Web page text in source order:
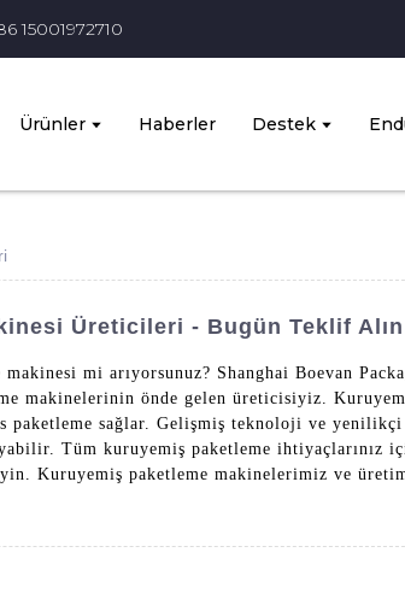
15001972710
Ürünler Haberler Destek
Üreticileri - Bugün Teklif Alın
mi arıyorsunuz? Shanghai Boevan
makinelerinin önde gelen üreticisiyiz.
paketleme sağlar. Gelişmiş teknoloji ve
Tüm kuruyemiş paketleme
Kuruyemiş paketleme makinelerimiz ve